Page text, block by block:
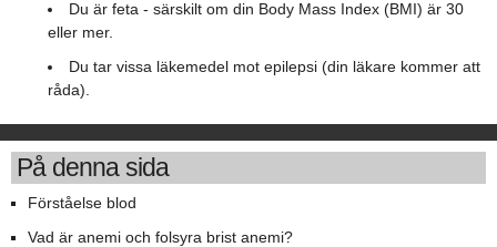
Du är feta - särskilt om din Body Mass Index (BMI) är 30
eller mer.
Du tar vissa läkemedel mot epilepsi (din läkare kommer att
råda).
På denna sida
Förståelse blod
Vad är anemi och folsyra brist anemi?